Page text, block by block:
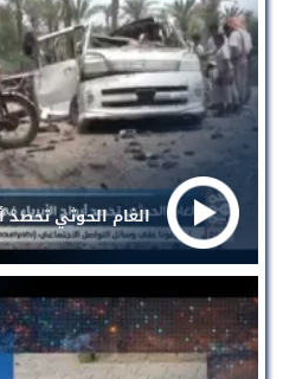
الغام الحوثي تحصد